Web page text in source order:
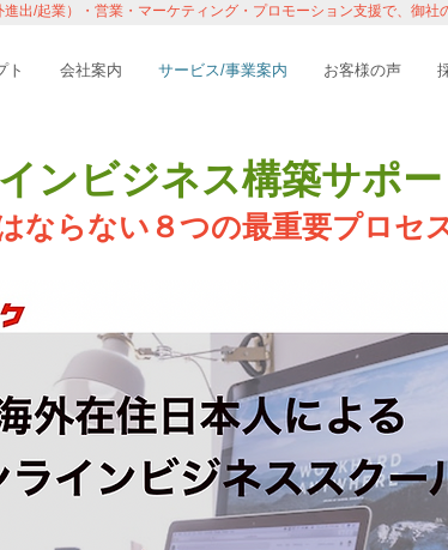
出/起業）・営業・マーケティング・プロモーション支援で、御
ト 会社案内 サービス/事業案内 お客様の声
ンビジネス構築サポ
ならない８つの最重要プロセ